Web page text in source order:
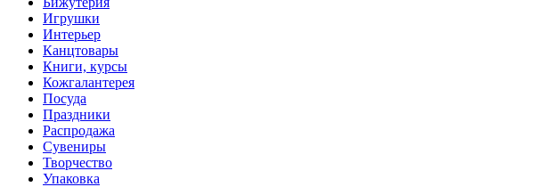
Игрушки
Интерьер
Канцтовары
Книги, курсы
Кожгалантерея
Посуда
Праздники
Распродажа
Сувениры
Творчество
Упаковка